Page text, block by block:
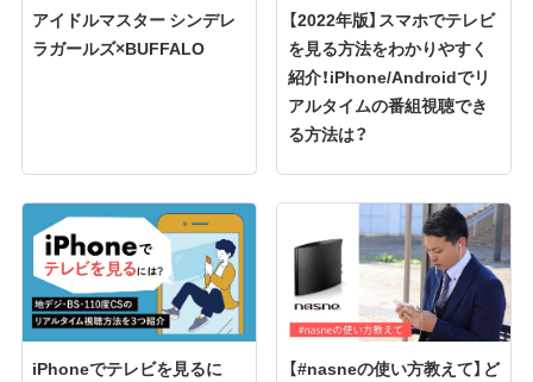
アイドルマスター シンデレ
ラガールズ×BUFFALO
【2022年版】スマホでテレビ
を見る方法をわかりやすく
紹介！iPhone/Androidでリ
アルタイムの番組視聴でき
る方法は？
iPhoneでテレビを見るに
【#nasneの使い方教えて】ど